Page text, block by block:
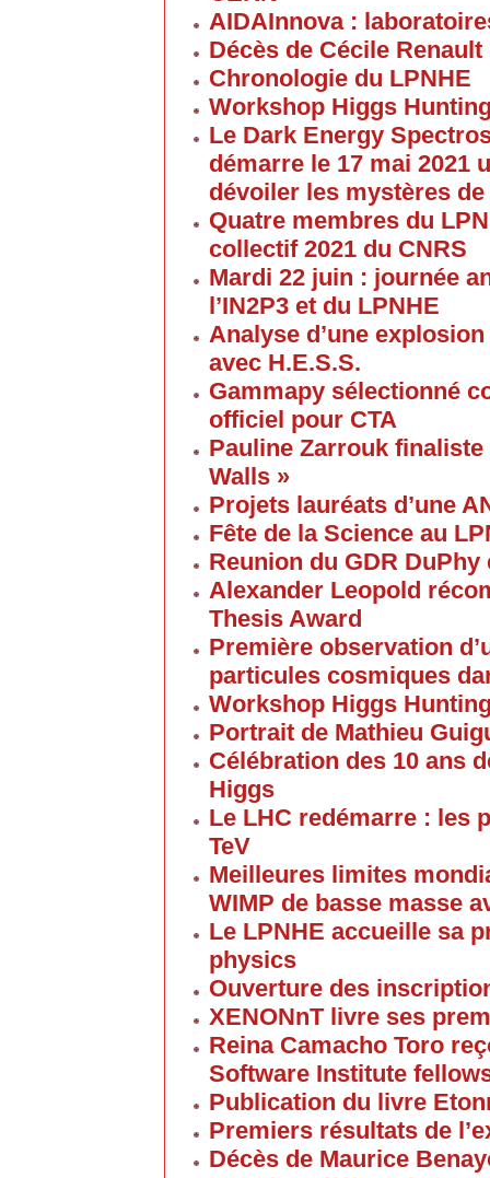
AIDAInnova :
Décès de Cécile Renault
Chronologie du LPNHE
Workshop Higgs
Le Dark Energy
démarre le 17 mai 2021
dévoiler les mystères de
Quatre membres du
collectif 2021 du CNRS
Mardi 22 juin : journée
l’IN2P3 et du LPNHE
Analyse d’une
avec H.E.S.S.
Gammapy sélectionné
officiel pour CTA
Pauline Zarrouk
Walls »
Projets lauréats d’une
Fête de la Science au
Reunion du GDR DuPhy
Alexander Leopold
Thesis Award
Première observation
particules cosmiques
Workshop Higgs
Portrait de Mathieu
Célébration des 10 ans
Higgs
Le LHC redémarre : les
TeV
Meilleures limites
WIMP de basse masse
Le LPNHE accueille sa
physics
Ouverture des
XENONnT livre ses
Reina Camacho Toro
Software Institute
Publication du livre
Premiers résultats de
Décès de Maurice